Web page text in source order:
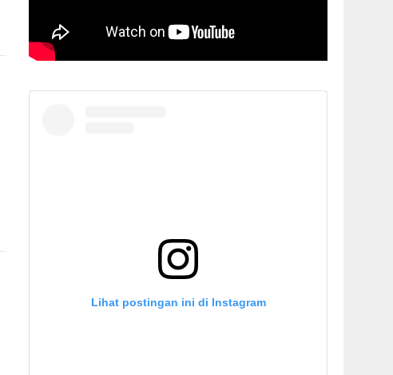
Lihat postingan ini di Instagram